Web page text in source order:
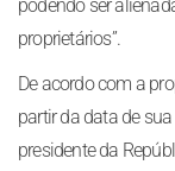
podendo ser
proprietários”.
De acordo com a
partir da data de
presidente da